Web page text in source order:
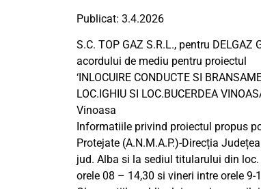
Publicat: 3.4.2026
S.C. TOP GAZ S.R.L., pentru
acordului de mediu pentru proiectul
‘INLOCUIRE CONDUCTE SI
LOC.IGHIU SI LOC.BUCERDEA
Vinoasa
Informatiile privind proiectul propus
Protejate (A.N.M.A.P.)-Direcția
jud. Alba si la sediul titularului din loc.
orele 08 – 14,30 si vineri intre orele 9-